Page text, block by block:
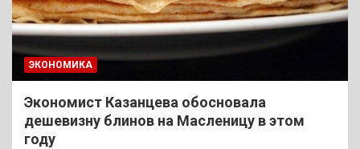
ЭКОНОМИКА
Экономист Казанцева обосновала
дешевизну блинов на Масленицу в этом
году